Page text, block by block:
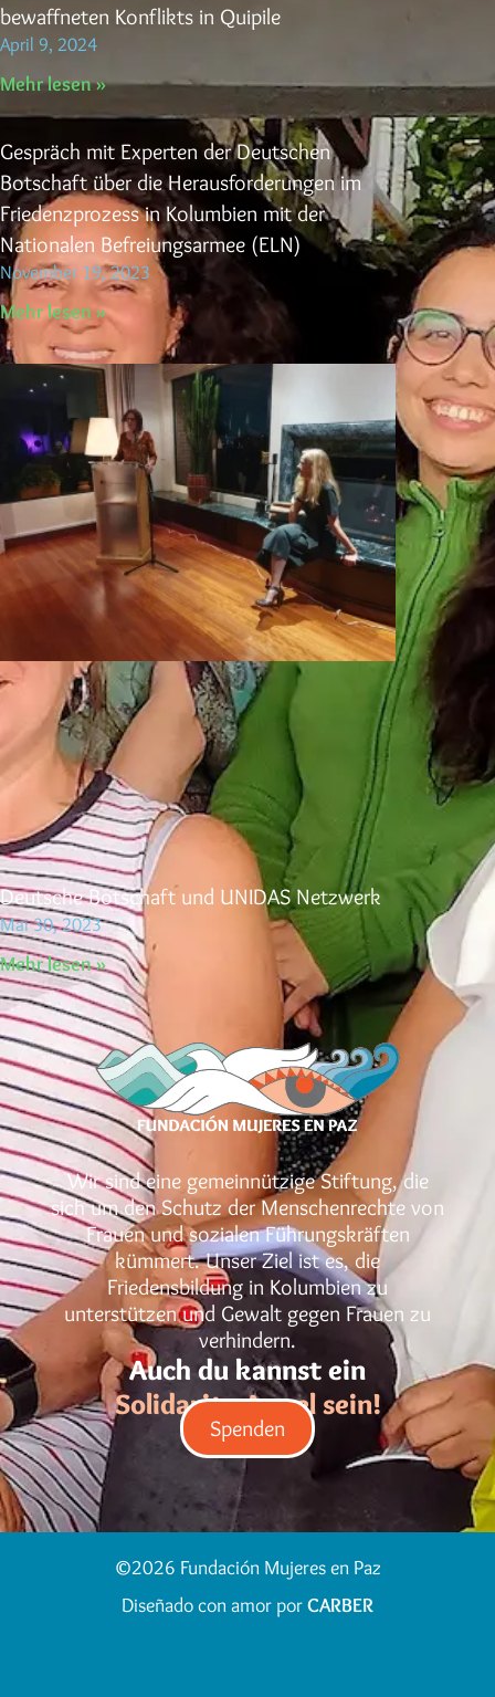
Wir sind eine gemeinnützige Stiftung, die
sich um den Schutz der Menschenrechte von
Frauen und sozialen Führungskräften
kümmert. Unser Ziel ist es, die
Friedensbildung in Kolumbien zu
unterstützen und Gewalt gegen Frauen zu
verhindern.
Auch du kannst ein
Solidarity Angel sein!
Spenden
bewaffneten Konflikts in Quipile
April 9, 2024
Mehr lesen »
Gespräch mit Experten der Deutschen
Botschaft über die Herausforderungen im
Friedenzprozess in Kolumbien mit der
Nationalen Befreiungsarmee (ELN)
November 19, 2023
Mehr lesen »
Deutsche Botschaft und UNIDAS Netzwerk
Mai 30, 2023
Mehr lesen »
©2026 Fundación Mujeres en Paz
Diseñado con amor porCARBER